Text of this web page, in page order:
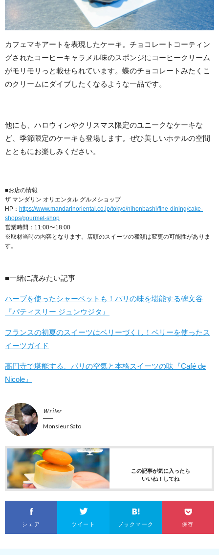
カフェマキアートを表現したケーキ。チョコレートコーティン
グされたコーヒーキャラメル味のスポンジにコーヒークリーム
がモリモリっと載せられています。蝶のチョコレートみたくこ
のクリームにダイブしたくなるような一品です。
他にも、ハロウィンやクリスマス限定のユニークなケーキな
ど、季節限定のケーキも登場します。ぜひ美しいホテルの空間
とともにお楽しみください。
■お店の情報
ザ マンダリン オリエンタル グルメショップ
HP： https://www.mandarinoriental.co.jp/tokyo/nihonbashi/fine-dining/cake-
shops/gourmet-shop
営業時間：11:00〜18:00
※取材当時の内容となります。店頭のスイーツの種類は変更の可能性がありま
す。
■一緒に読みたい記事
ハーブを使ったシャーベットも！パリの味を堪能する碑文谷
『パティスリー ジュンウジタ』
フランスの初夏のスイーツはベリーづくし！ベリーを使ったス
イーツガイド
高円寺で堪能する、パリの空気と本格スイーツの味『Café de
Nicole』
Writer
Monsieur Sato
この記事が気に入ったら
いいね！してね
シェア ツイート ブックマーク 保存